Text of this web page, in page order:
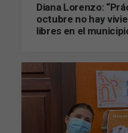
Diana Lorenzo:
octubre no hay
libres en el